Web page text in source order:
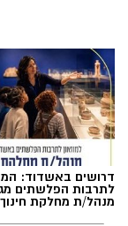
דרושים באשדוד:
לתרבות הפלשתים
מנהל/ת מחלקת חינוך